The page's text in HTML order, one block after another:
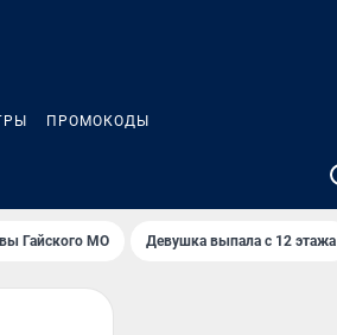
ПРОМОКОДЫ
Гайского МО Девушка выпала с 12 этажа